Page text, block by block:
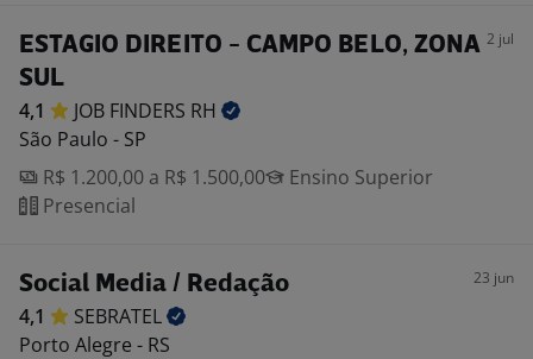
ESTAGIO DIREITO - CAMPO BELO, ZONA
SUL
2 jul
4,1 JOB FINDERS RH
São Paulo - SP
R$ 1.200,00 a R$ 1.500,00
Ensino Superior
Presencial
Social Media / Redação 23 jun
4,1
SEBRATEL
Porto Alegre - RS